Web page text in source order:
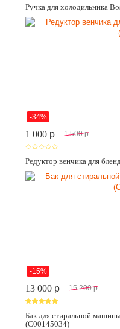
Ручка для холодильника
-34%
1 000 p 1 500 p
Редуктор венчика для
-15%
13 000 p 15 200 p
Бак для стиральной
(C00145034)